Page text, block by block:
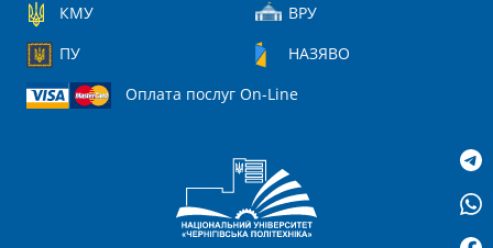
КМУ
ВРУ
ПУ
НАЗЯВО
Оплата послуг On-Line